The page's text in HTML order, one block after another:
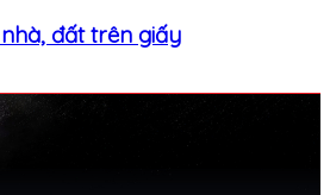
đất trên giấy